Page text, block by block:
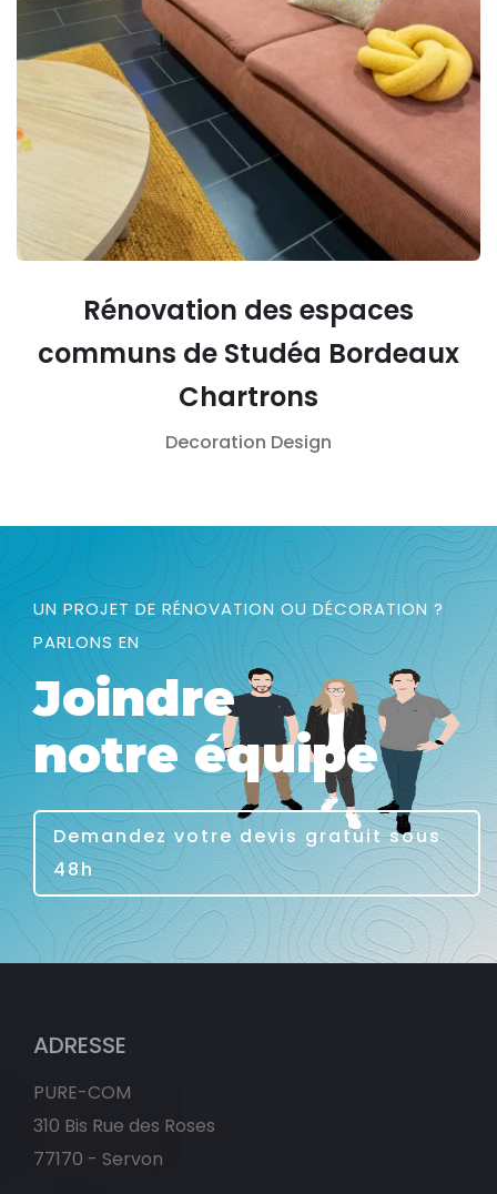
Rénovation des espaces
communs de Studéa Bordeaux
Chartrons
Decoration Design
UN PROJET DE RÉNOVATION OU DÉCORATION ?
PARLONS EN
Joindre
notre équipe
Demandez votre devis gratuit sous
48h
ADRESSE
PURE-COM
310 Bis Rue des Roses
77170 - Servon